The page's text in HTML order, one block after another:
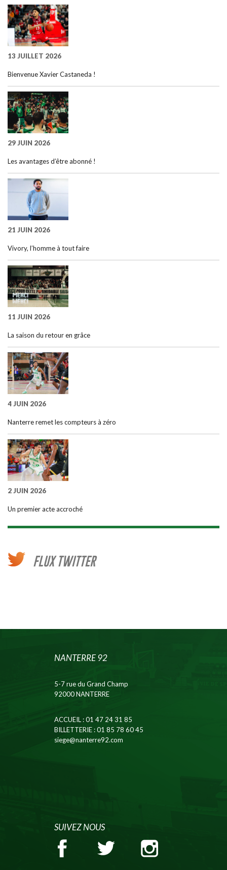
13 JUILLET 2026
Bienvenue Xavier Castaneda !
29 JUIN 2026
Les avantages d’être abonné !
21 JUIN 2026
Vivory, l’homme à tout faire
11 JUIN 2026
La saison du retour en grâce
4 JUIN 2026
Nanterre remet les compteurs à zéro
2 JUIN 2026
Un premier acte accroché
FLUX TWITTER
NANTERRE 92
5-7 rue du Grand Champ
92000 NANTERRE
ACCUEIL: 01 47 24 31 85
BILLETTERIE: 01 85 78 60 45
siege@nanterre92.com
SUIVEZ NOUS